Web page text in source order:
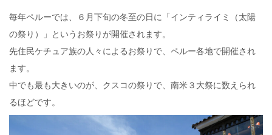
毎年ペルーでは、６月下旬の冬至の日に「インティライミ（太陽
の祭り）」というお祭りが開催されます。
先住民ケチュア族の人々によるお祭りで、ペルー各地で開催され
ます。
中でも最も大きいのが、クスコの祭りで、南米３大祭に数えられ
るほどです。